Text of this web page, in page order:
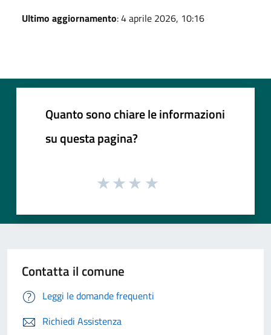
Ultimo aggiornamento: 4 aprile 2026, 10:16
Quanto sono chiare le informazioni
su questa pagina?
Contatta il comune
Leggi le domande frequenti
Richiedi Assistenza